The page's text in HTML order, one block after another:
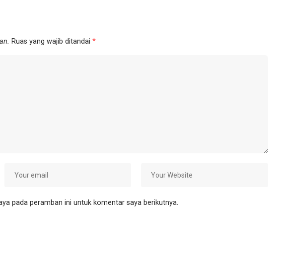
Ruas yang wajib ditandai *
pada peramban ini untuk komentar saya berikutnya.